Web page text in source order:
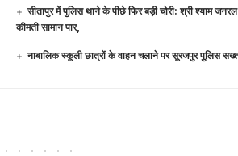
सीतापुर में पुलिस थाने के पीछे फिर बड़ी चोरी: श्री श्याम
कीमती सामान पार,
नाबालिक स्कूली छात्रों के वाहन चलाने पर सूरजपुर पुलिस